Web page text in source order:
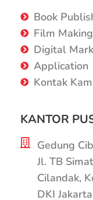
Book
Film Making
Digital
Application
Kontak
KANTOR
Gedung
Jl. TB
Cilandak,
DKI